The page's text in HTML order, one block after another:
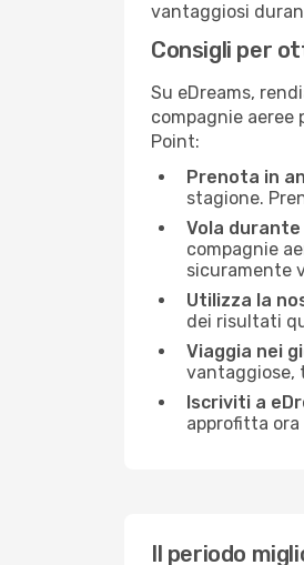
vantaggiosi
Consigli per
Su eDreams,
compagnie aeree
Point:
Prenota in
stagione.
Vola
compagnie
sicuramente
Utilizza la
dei risultati
Viaggia nei
vantaggiose,
Iscriviti a
approfitta
Il periodo